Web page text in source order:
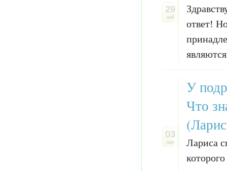
29
май
ответ!
03
мар
У
Что
Лариса